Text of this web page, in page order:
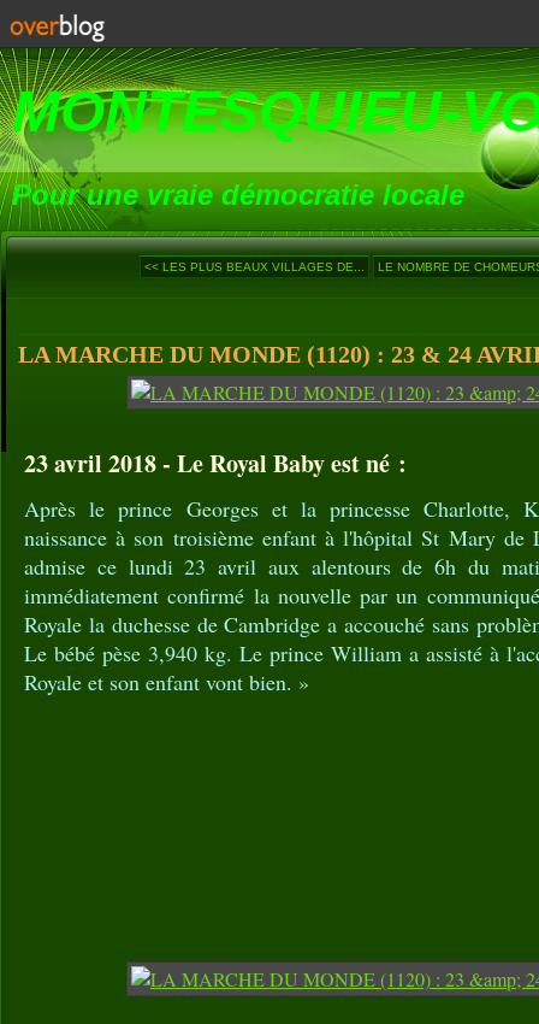
MONTESQUIEU-
Pour une vraie démocratie locale
<< LES PLUS BEAUX VILLAGES DE... LE NOMBRE DE
LA MARCHE DU MONDE (1120) : 23 & 24
23 avril 2018 - Le Royal Baby est né :
Après le prince Georges et la princesse Charlotte,
naissance à son troisième enfant à l'hôpital St Mary de
admise ce lundi 23 avril aux alentours de 6h du
immédiatement confirmé la nouvelle par un
Royale la duchesse de Cambridge a accouché sans
Le bébé pèse 3,940 kg. Le prince William a assisté à
Royale et son enfant vont bien. »